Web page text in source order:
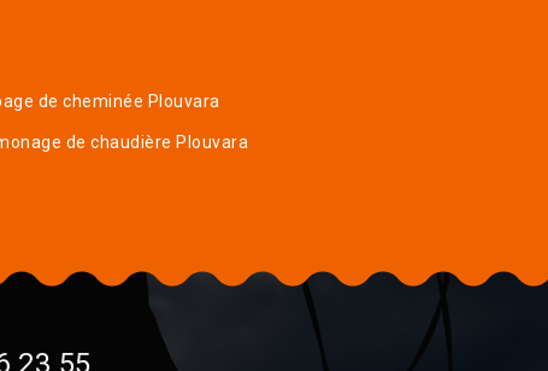
de cheminée Plouvara
de chaudière Plouvara
23 55